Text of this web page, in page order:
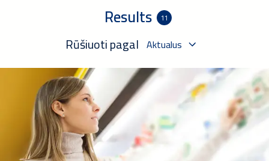
Results 11
Rūšiuoti pagal Aktualus